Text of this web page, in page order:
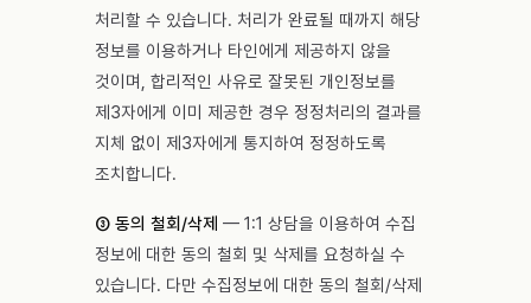
처리할 수 있습니다. 처리가 완료될 때까지 해당
정보를 이용하거나 타인에게 제공하지 않을
것이며, 합리적인 사유로 잘못된 개인정보를
제3자에게 이미 제공한 경우 정정처리의 결과를
지체 없이 제3자에게 통지하여 정정하도록
조치합니다.
③ 동의 철회/삭제 — 1:1 상담을 이용하여 수집
정보에 대한 동의 철회 및 삭제를 요청하실 수
있습니다. 다만 수집정보에 대한 동의 철회/삭제